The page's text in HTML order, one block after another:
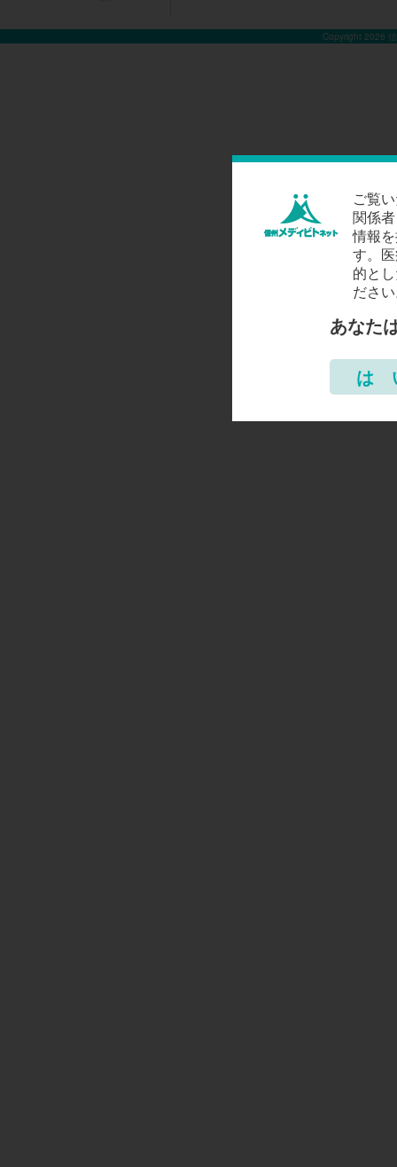
Copyright 2026
ご覧
関係
情報
す。
的と
ださ
あなた
は